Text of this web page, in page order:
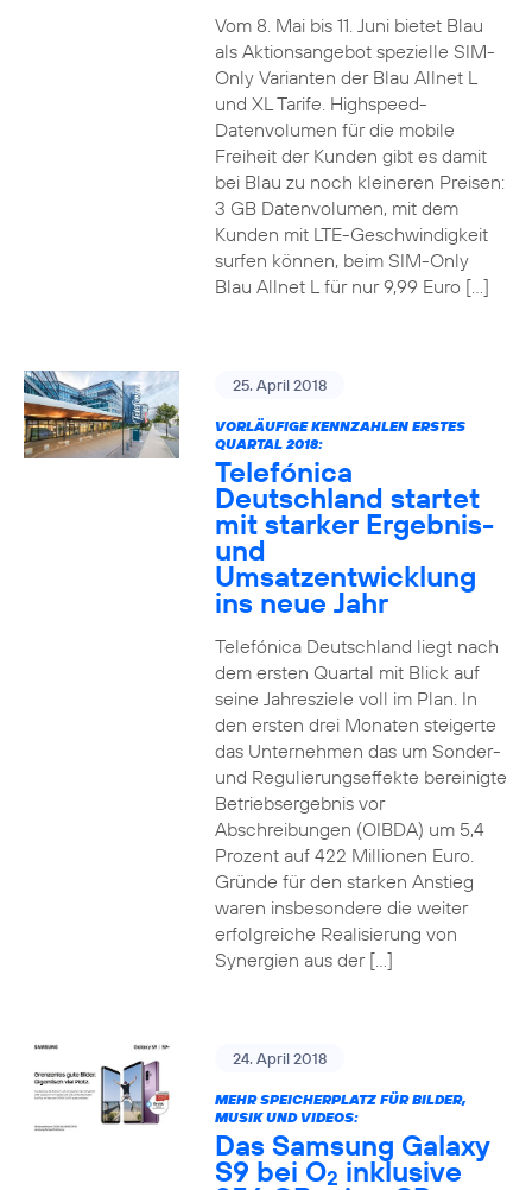
Vom 8. Mai bis 11. Juni bietet Blau
als Aktionsangebot spezielle SIM-
Only Varianten der Blau Allnet L
und XL Tarife. Highspeed-
Datenvolumen für die mobile
Freiheit der Kunden gibt es damit
bei Blau zu noch kleineren Preisen:
3 GB Datenvolumen, mit dem
Kunden mit LTE-Geschwindigkeit
surfen können, beim SIM-Only
Blau Allnet L für nur 9,99 Euro […]
25. April 2018
VORLÄUFIGE KENNZAHLEN ERSTES
QUARTAL 2018:
Telefónica
Deutschland startet
mit starker Ergebnis-
und
Umsatzentwicklung
ins neue Jahr
Telefónica Deutschland liegt nach
dem ersten Quartal mit Blick auf
seine Jahresziele voll im Plan. In
den ersten drei Monaten steigerte
das Unternehmen das um Sonder-
und Regulierungseffekte bereinigte
Betriebsergebnis vor
Abschreibungen (OIBDA) um 5,4
Prozent auf 422 Millionen Euro.
Gründe für den starken Anstieg
waren insbesondere die weiter
erfolgreiche Realisierung von
Synergien aus der […]
24. April 2018
MEHR SPEICHERPLATZ FÜR BILDER,
MUSIK UND VIDEOS:
Das Samsung Galaxy
S9 bei O2 inklusive